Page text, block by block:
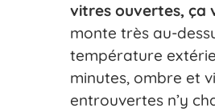
vitres ouvertes, ça
monte très au-
température
minutes, ombre et
entrouvertes n’y